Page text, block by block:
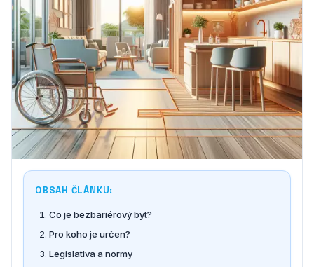
OBSAH ČLÁNKU:
Co je bezbariérový byt?
Pro koho je určen?
Legislativa a normy